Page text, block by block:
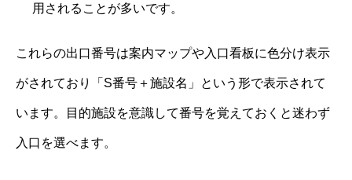
用されることが多いです。
これらの出口番号は案内マップや入口看板に色分け表示
がされており「S番号＋施設名」という形で表示されて
います。目的施設を意識して番号を覚えておくと迷わず
入口を選べます。